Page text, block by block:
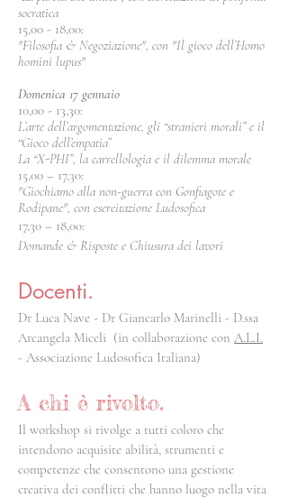
socratica
15,00 - 18,00:
"Filosofia & Negoziazione", con "Il gioco dell’Homo
homini lupus"
Domenica 17 gennaio
10,00 - 13,30:
L’arte dell’argomentazione, gli “stranieri morali” e il
“Gioco dell’empatia”
La “X-PHI”, la carrellologia e il dilemma morale
15,00 – 17,30:
"Giochiamo alla non-guerra con Gonfiagote e
Rodipane", con esercitazione Ludosofica
17,30 – 18,00:
Domande & Risposte e Chiusura dei lavori
Docenti.
Dr Luca Nave - Dr Giancarlo Marinelli - D.ssa
Arcangela Miceli (in collaborazione con A.L.I.
- Associazione Ludosofica Italiana)
A chi è rivolto.
Il workshop si rivolge a tutti coloro che
intendono acquisite abilità, strumenti e
competenze che consentono una gestione
creativa dei conflitti che hanno luogo nella vita